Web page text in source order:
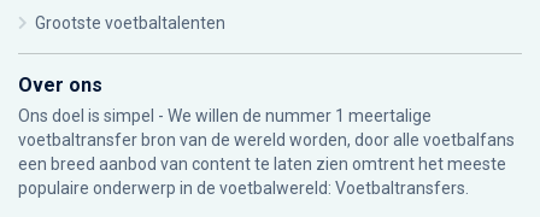
Grootste voetbaltalenten
Over ons
Ons doel is simpel - We willen de nummer 1 meertalige
voetbaltransfer bron van de wereld worden, door alle voetbalfans
een breed aanbod van content te laten zien omtrent het meeste
populaire onderwerp in de voetbalwereld: Voetbaltransfers.